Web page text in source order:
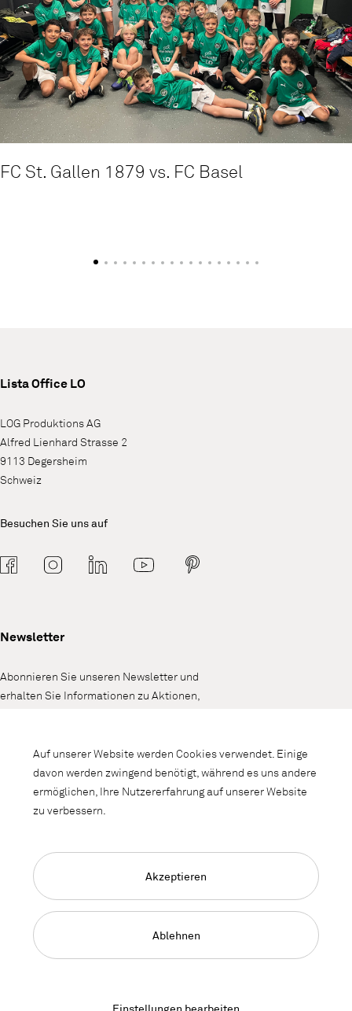
FC St. Gallen 1879 vs. FC Basel
Lista Office LO
LOG Produktions AG
Alfred Lienhard Strasse 2
9113 Degersheim
Schweiz
Besuchen Sie uns auf
Newsletter
Abonnieren Sie unseren Newsletter und
erhalten Sie Informationen zu Aktionen,
Language Navigation
Deutsch
Impressum AGB
Auf unserer Website werden Cookies verwendet. Einige
davon werden zwingend benötigt, während es uns andere
ermöglichen, Ihre Nutzererfahrung auf unserer Website
zu verbessern.
Einstellungen bearbeiten
Ablehnen
Akzeptieren